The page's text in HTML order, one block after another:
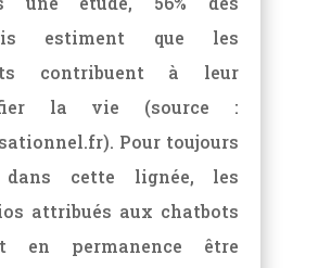
estiment que les
contribuent à leur
la vie (source :
Pour toujours
dans cette lignée, les
attribués aux chatbots
en permanence être